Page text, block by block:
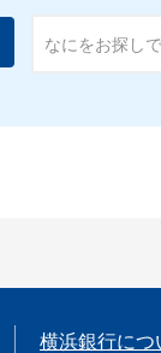
横浜銀行につ